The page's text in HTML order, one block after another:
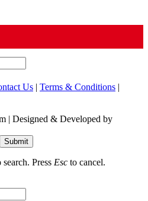
Us | Terms & Conditions |
| Designed & Developed by
Submit
Press Esc to cancel.